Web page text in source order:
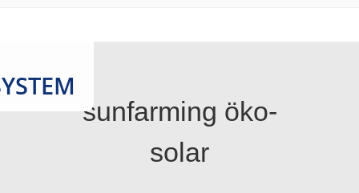
sunfarming öko-
solar